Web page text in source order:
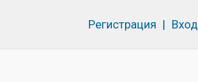
Регистрация | Вход